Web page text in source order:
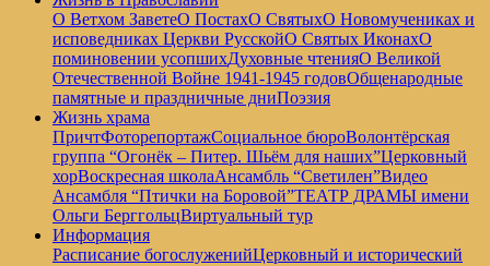
О Ветхом ЗаветеО ПостахО СвятыхО Новомучениках и
исповедниках Церкви РусскойО Святых ИконахО
поминовении усопшихДуховные чтенияО Великой
Отечественной Войне 1941-1945 годовОбщенародные
памятные и праздничные дниПоэзия
Жизнь храма
ПричтФоторепортажСоциальное бюроВолонтёрская
группа “Огонёк – Питер. Шьём для наших”Церковный
хорВоскресная школаАнсамбль “Светилен”Видео
Ансамбля “Птички на Боровой”ТЕАТР ДРАМЫ имени
Ольги БерггольцВиртуальный тур
Информация
Расписание богослуженийЦерковный и исторический